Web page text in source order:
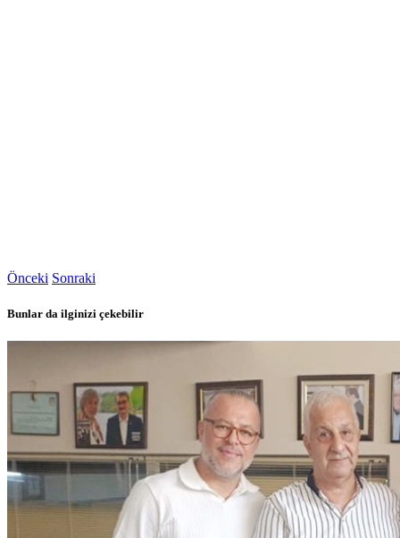
Önceki Sonraki
Bunlar da ilginizi çekebilir